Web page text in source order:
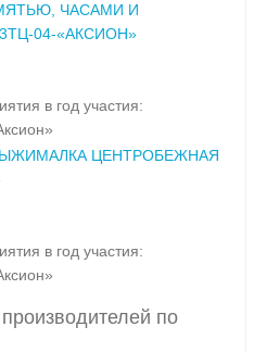
ЧАСАМИ И
04-«АКСИОН»
в год участия:
ЦЕНТРОБЕЖНАЯ
в год участия:
по